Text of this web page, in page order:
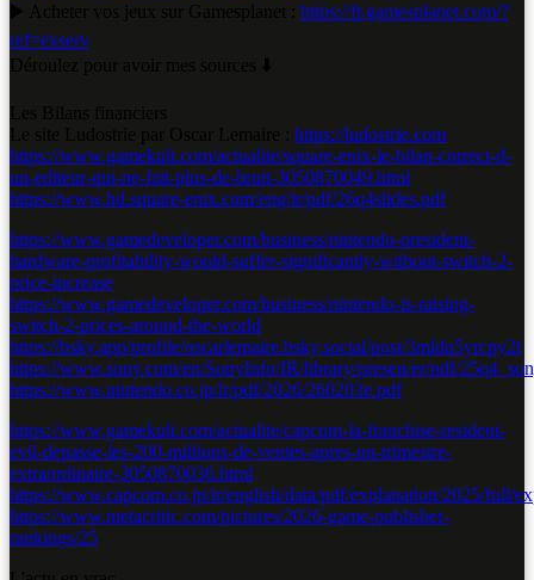
https://fr.gamesplanet.com/?
ref=exserv
https://ludostrie.com
https://www.gamekult.com/actualite/square-enix-le-bilan-correct-d-
un-editeur-qui-ne-fait-plus-de-bruit-3050870049.html
https://www.hd.square-enix.com/eng/ir/pdf/26q4slides.pdf
https://www.gamedeveloper.com/business/nintendo-president-
hardware-profitability-would-suffer-significantly-without-switch-2-
price-increase
https://www.gamedeveloper.com/business/nintendo-is-raising-
switch-2-prices-around-the-world
https://bsky.app/profile/oscarlemaire.bsky.social/post/3mldq5yrcpy2t
https://www.sony.com/en/SonyInfo/IR/library/presen/er/pdf/
https://www.nintendo.co.jp/ir/pdf/2026/260203e.pdf
https://www.gamekult.com/actualite/capcom-la-franchise-resident-
evil-depasse-les-200-millions-de-ventes-apres-un-trimestre-
extraordinaire-3050870036.html
https://www.capcom.co.jp/ir/english/data/pdf/explanation/2025/full/
https://www.metacritic.com/pictures/2026-game-publisher-
rankings/25